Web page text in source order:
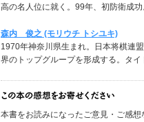
高の名人位に就く。99年、初防衛成
森内 俊之 (モリウチ トシユキ)
1970年神奈川県生まれ。日本将棋連
界のトップグループを形成する。タ
本書をお読みになったご意見・ご感想